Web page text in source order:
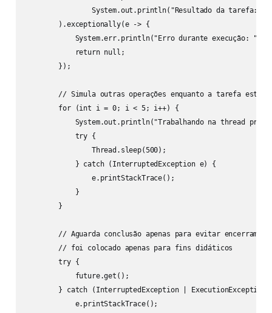
System.out.println("Resultado da tarefa: "
        ).exceptionally(e -> {
System.err.println("Erro durante execução: " +
            return null;
        });
// Simula outras operações enquanto a tarefa está
        for (int i = 0; i < 5; i++) {
System.out.println("Trabalhando na thread
            try {
                Thread.sleep(500);
            } catch (InterruptedException e) {
                e.printStackTrace();
            }
        }
// Aguarda conclusão apenas para evitar
        // foi colocado apenas para fins didáticos
        try {
            future.get();
} catch (InterruptedException | ExecutionException
            e.printStackTrace();